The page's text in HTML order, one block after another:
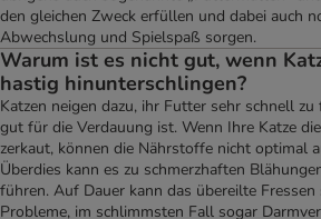
den gleichen Zweck erfüllen und dabei auch
Abwechslung und Spielspaß sorgen.
Warum ist es nicht gut, wenn
hastig hinunterschlingen?
Katzen neigen dazu, ihr Futter sehr schnell
gut für die Verdauung ist. Wenn Ihre Katze
zerkaut, können die Nährstoffe nicht optimal
Überdies kann es zu schmerzhaften
führen. Auf Dauer kann das übereilte
Probleme, im schlimmsten Fall sogar